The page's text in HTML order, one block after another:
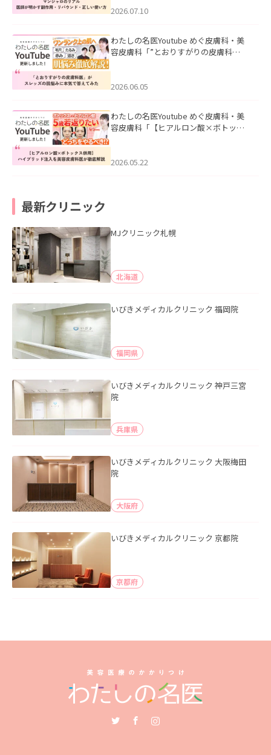
た。
2026.07.10
わたしの名医Youtube めぐ皮膚科・美
容皮膚科「”とおりすがりの皮膚科
2026.06.05
わたしの名医Youtube めぐ皮膚科・美
容皮膚科「【ヒアルロン酸×ボトック
た。
2026.05.22
最新クリニック
MJクリニック札幌
北海道
いびきメディカルクリニック 福岡院
福岡県
いびきメディカルクリニック 神戸三宮
院
兵庫県
いびきメディカルクリニック 大阪梅田
院
大阪府
いびきメディカルクリニック 京都院
京都府